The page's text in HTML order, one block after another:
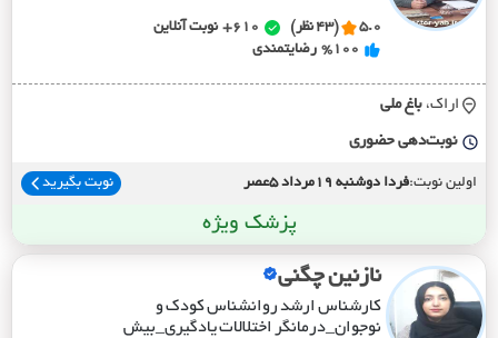
5.0 (43 نظر) 610+
نوبت آنلاین
%100 رضایتمندی
اراک، باغ ملي
نوبت‌دهی حضوری
اولین نوبت:فردا دوشنبه 19مرداد 5عصر نوبت بگیرید
پزشک ویژه
نازنین چگنی
کارشناس ارشد روانشناس کودک و
نوجوان_درمانگر اختلالات یادگیری_بیش